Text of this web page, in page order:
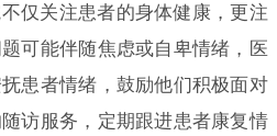
仅关注患者的身体健康，更注
可能伴随焦虑或自卑情绪，医
患者情绪，鼓励他们积极面对
访服务，定期跟进患者康复情